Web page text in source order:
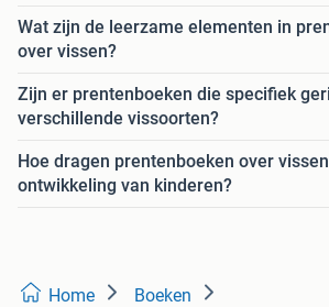
Wat zijn de leerzame elementen in
over vissen?
Zijn er prentenboeken die specifiek
verschillende vissoorten?
Hoe dragen prentenboeken over
ontwikkeling van kinderen?
Home Boeken